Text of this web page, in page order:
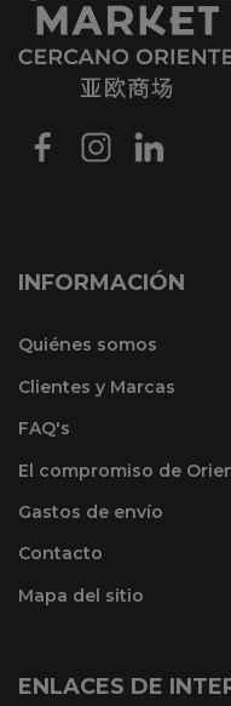
INFORMACIÓN
Quiénes somos
Clientes y Marcas
FAQ's
El compromiso de
Gastos de envío
Contacto
Mapa del sitio
ENLACES DE